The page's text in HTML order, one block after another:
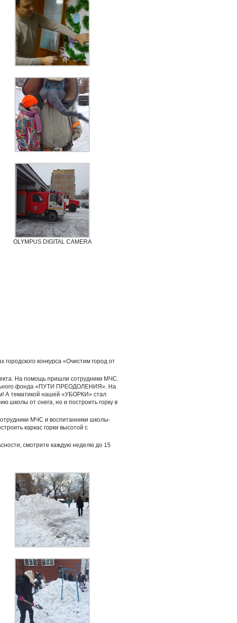
OLYMPUS DIGITAL CAMERA
конкурса «Очистим город от
На помощь пришли сотрудники МЧС.
фонда «ПУТИ ПРЕОДОЛЕНИЯ». На
А тематикой нашей «УБОРКИ» стал
школы от снега, но и построить горку в
МЧС и воспитанники школы-
каркас горки высотой с
смотрите каждую неделю до 15